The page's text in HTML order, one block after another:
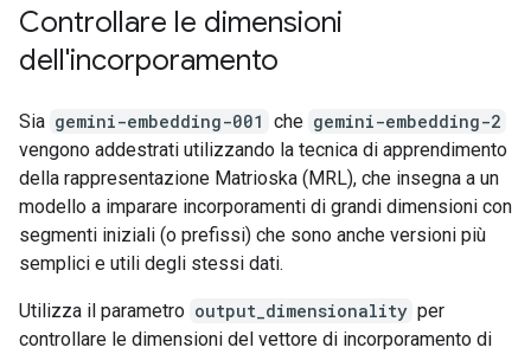
Controllare le dimensioni
dell'incorporamento
Sia gemini-embedding-001 che gemini-embedding-2
vengono addestrati utilizzando la tecnica di apprendimento
della rappresentazione Matrioska (MRL), che insegna a un
modello a imparare incorporamenti di grandi dimensioni con
segmenti iniziali (o prefissi) che sono anche versioni più
semplici e utili degli stessi dati.
Utilizza il parametro output_dimensionality per
controllare le dimensioni del vettore di incorporamento di